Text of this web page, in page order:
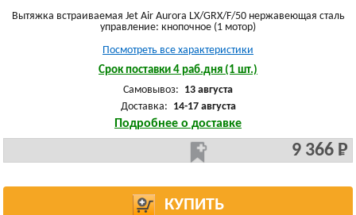
Вытяжка встраиваемая Jet Air Aurora LX/GRX/F/50 нержавеющая сталь
управление: кнопочное (1 мотор)
Посмотреть все характеристики
Срок поставки 4 раб.дня (1 шт.)
Самовывоз: 13 августа
Доставка: 14-17 августа
Подробнее о доставке
9 366 Р
КУПИТЬ